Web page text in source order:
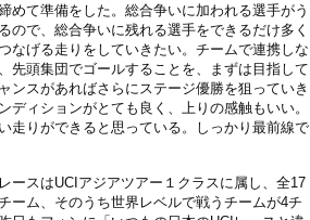
めて準備をした。総合争いに加われる選手がう
ので、総合争いに残れる選手をできるだけ多く
なげる走りをしていきたい。チームで連携しな
先頭集団でゴールすることを、まずは目指して
ンスがあればさらにステージ優勝を狙っていき
ディションがとても良く、上りの感触もいい。
走りができると思っている。しっかり最前線で
ースはUCIアジアツアー１クラスに属し、全17
ーム、そのうち世界レベルで戦うチームが4チ